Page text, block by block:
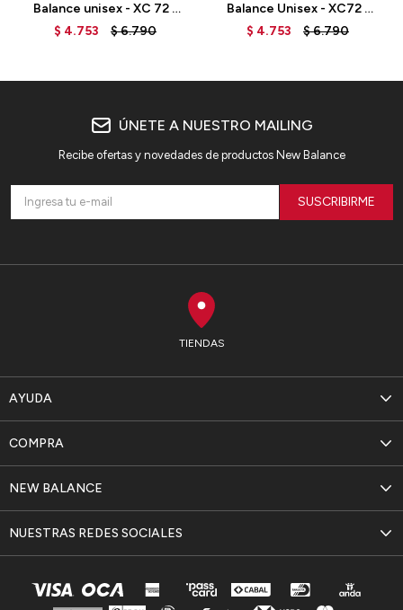
Balance unisex - XC 72 -
UXC72QG - BLACK
$ 4.753 $6.790
Balance Unisex - XC72 -
UXC72NJ - DARK
$ 4.753 $6.790
TIENDAS
AYUDA
NEW BALANCE
COMPRA
NUESTRAS REDES SOCIALES
ÚNETE A NUESTRO MAILING
Recibe ofertas y novedades de productos New Balance
SUSCRIBIRME